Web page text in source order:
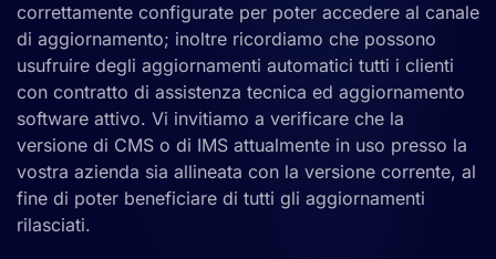
correttamente configurate per poter accedere al canale
di aggiornamento; inoltre ricordiamo che possono
usufruire degli aggiornamenti automatici tutti i clienti
con contratto di assistenza tecnica ed aggiornamento
software attivo. Vi invitiamo a verificare che la
versione di CMS o di IMS attualmente in uso presso la
vostra azienda sia allineata con la versione corrente, al
fine di poter beneficiare di tutti gli aggiornamenti
rilasciati.